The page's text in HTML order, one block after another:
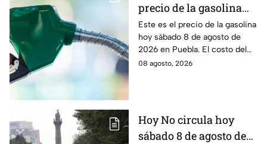
precio de la gasolina
Puebla hoy sábado 8 de
agosto de 2026
Este es el precio de la gasolina
hoy sábado 8 de agosto de
2026 en Puebla. El costo del
combustible cambia todos los
08 agosto, 2026
Hoy No circula hoy
sábado 8 de agosto de